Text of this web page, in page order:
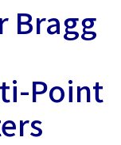
Bragg
Point